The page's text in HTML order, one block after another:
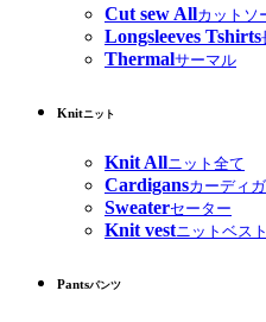
Cut sew Allカットソ
Longsleeves Tshirts
Thermalサーマル
Knitニット
Knit Allニット全て
Cardigansカーディ
Sweaterセーター
Knit vestニットベスト
Pantsパンツ